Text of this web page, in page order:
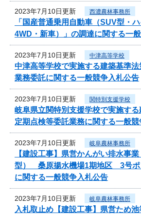
2023年7月10日更新 西濃農林事務所
「国産普通乗用自動車（SUV型・
4WD・新車）」の調達に関する一
2023年7月10日更新 中津高等学校
中津高等学校で実施する建築基準
業務委託に関する一般競争入札公告
2023年7月10日更新 関特別支援学校
岐阜県立関特別支援学校で実施す
定期点検等委託業務に関する一般
2023年7月10日更新 岐阜農林事務所
【建設工事】県営かんがい排水事
型） 桑原揚水機場1期地区 3号ポ
に関する一般競争入札公告
2023年7月10日更新 岐阜農林事務所
入札取止め【建設工事】県営ため